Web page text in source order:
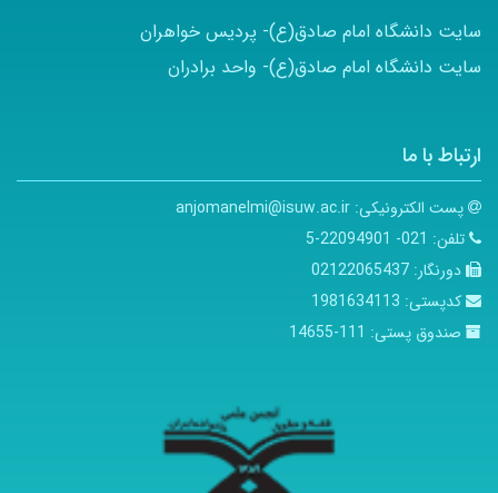
سایت دانشگاه امام صادق(ع)- پردیس خواهران
سایت دانشگاه امام صادق(ع)- واحد برادران
ارتباط با ما
پست الکترونیکی: anjomanelmi@isuw.ac.ir
تلفن: 021- 22094901-5
دورنگار: 02122065437
کدپستی: 1981634113
صندوق پستی: 111-14655